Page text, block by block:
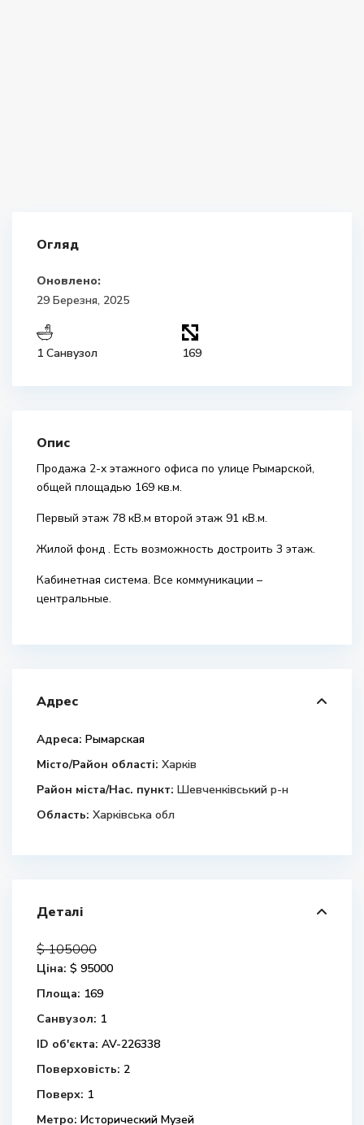
Огляд
Оновлено:
29 Березня, 2025
1 Санвузол 169
Опис
Продажа 2-х этажного офиса по улице Рымарской,
общей площадью 169 кв.м.
Первый этаж 78 кВ.м второй этаж 91 кВ.м.
Жилой фонд . Есть возможность достроить 3 этаж.
Кабинетная система. Все коммуникации –
центральные.
Адрес
Адреса: Рымарская
Місто/Район області: Харків
Район міста/Нас. пункт: Шевченківський р-н
Область: Харківська обл
Деталі
$ 105000
Ціна: $ 95000
Площа: 169
Санвузол: 1
ID об'єкта: AV-226338
Поверховість: 2
Поверх: 1
Метро: Исторический Музей